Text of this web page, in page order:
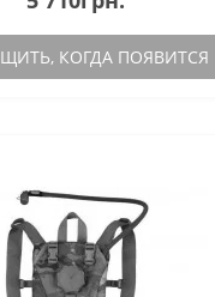
на н..
КОГДА ПОЯВИТСЯ